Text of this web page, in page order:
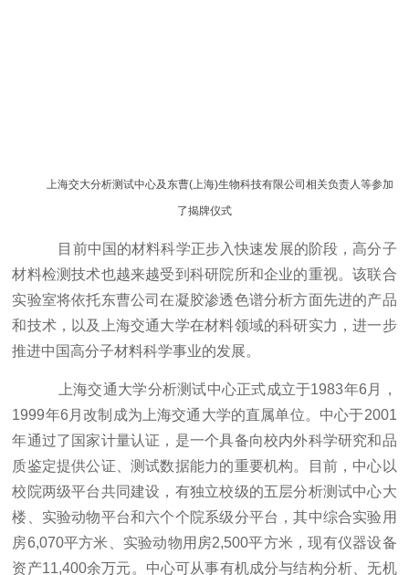
上海交大分析测试中心及东曹(上海)生物科技有限公司相关负责人等参加
了揭牌仪式
目前中国的材料科学正步入快速发展的阶段，高分子
材料检测技术也越来越受到科研院所和企业的重视。该联合
实验室将依托东曹公司在凝胶渗透色谱分析方面先进的产品
和技术，以及上海交通大学在材料领域的科研实力，进一步
推进中国高分子材料科学事业的发展。
上海交通大学分析测试中心正式成立于1983年6月，
1999年6月改制成为上海交通大学的直属单位。中心于2001
年通过了国家计量认证，是一个具备向校内外科学研究和品
质鉴定提供公证、测试数据能力的重要机构。目前，中心以
校院两级平台共同建设，有独立校级的五层分析测试中心大
楼、实验动物平台和六个个院系级分平台，其中综合实验用
房6,070平方米、实验动物用房2,500平方米，现有仪器设备
资产11,400余万元。中心可从事有机成分与结构分析、无机